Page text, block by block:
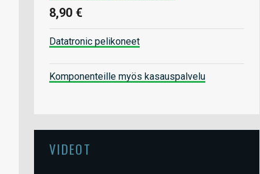
8,90 €
Datatronic pelikoneet
Komponenteille myös kasauspalvelu
VIDEOT